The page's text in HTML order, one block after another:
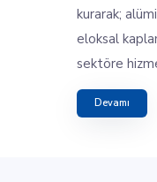
kurarak;
eloksal
sektöre
Devamı